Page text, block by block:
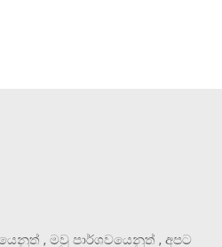
, මවු පාර්ශවයෙනුත් , අපට